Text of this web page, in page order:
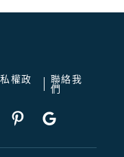
權政
聯絡我
們